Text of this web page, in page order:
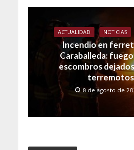
ACTUALIDAD NOTICIAS
Incendio en
Caraballeda:
escombros
terremotos
8 de agosto de